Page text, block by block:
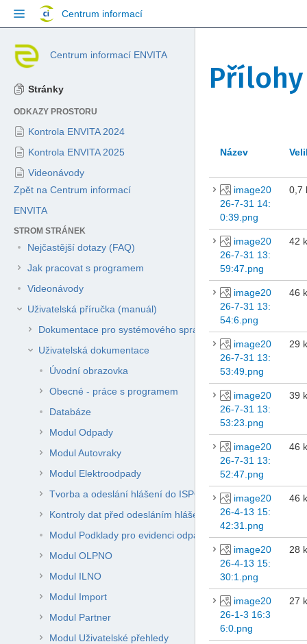
Skip
Přejít
hlavičku
menu
menu
akcí
Přejít
rychlé
Centrum informací
Centrum informací ENVITA
Stránky
ODKAZY PROSTORU
Kontrola ENVITA 2024
Kontrola ENVITA 2025
Videonávody
Zpět na Centrum informací
ENVITA
STROM STRÁNEK
Nejčastější dotazy (FAQ)
Jak pracovat s programem
Videonávody
Uživatelská příručka (manuál)
Dokumentace pro systémového správce ENVITA
Uživatelská dokumentace
Úvodní obrazovka
Obecné - práce s programem
Databáze
Modul Odpady
Modul Autovraky
Modul Elektroodpady
Tvorba a odeslání hlášení do ISPOP
Kontroly dat před odesláním hlášení do ISPOP
Modul Podklady pro evidenci odpadů původce
Modul OLPNO
Modul ILNO
Modul Import
Modul Partner
Modul Uživatelské přehledy
Přílohy
Název
image20
26-7-31 14:
0:39.png
0,7
image20
26-7-31 13:
59:47.png
42
image20
26-7-31 13:
54:6.png
46
image20
26-7-31 13:
53:49.png
29
image20
26-7-31 13:
53:23.png
39
image20
26-7-31 13:
52:47.png
46
image20
26-4-13 15:
42:31.png
46
image20
26-4-13 15:
30:1.png
28
image20
26-1-3 16:3
6:0.png
27